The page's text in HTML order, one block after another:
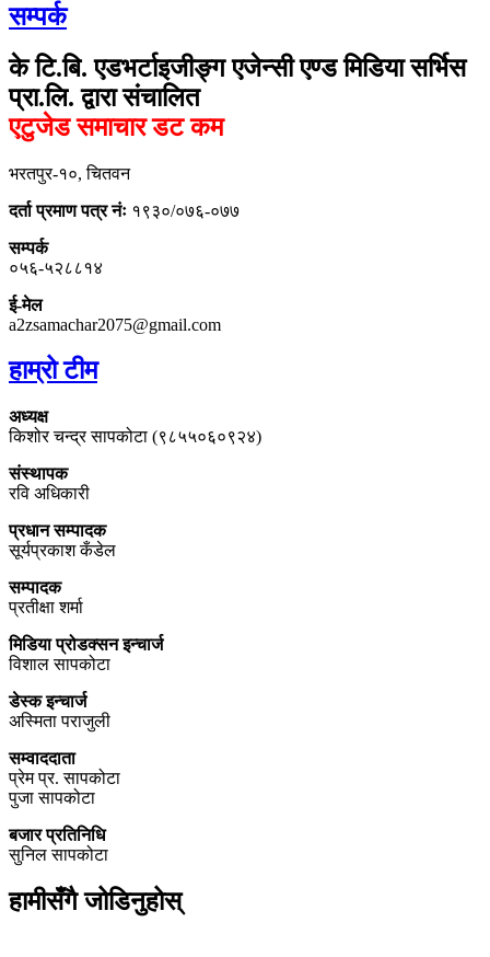
सम्पर्क
के टि.बि. एडभर्टाइजीङ्ग एजेन्सी एण्ड मिडिया सर्भिस
प्रा.लि. द्वारा संचालित
एटुजेड समाचार डट कम
भरतपुर-१०, चितवन
दर्ता प्रमाण पत्र नंः १९३०/०७६-०७७
सम्पर्क
०५६-५२८८१४
ई-मेल
a2zsamachar2075@gmail.com
हाम्रो टीम
अध्यक्ष
किशोर चन्द्र सापकोटा (९८५५०६०९२४)
संस्थापक
रवि अधिकारी
प्रधान सम्पादक
सूर्यप्रकाश कँडेल
सम्पादक
प्रतीक्षा शर्मा
मिडिया प्रोडक्सन इन्चार्ज
विशाल सापकोटा
डेस्क इन्चार्ज
अस्मिता पराजुली
सम्वाददाता
प्रेम प्र. सापकोटा
पुजा सापकोटा
बजार प्रतिनिधि
सुनिल सापकोटा
हामीसँगै जोडिनुहोस्